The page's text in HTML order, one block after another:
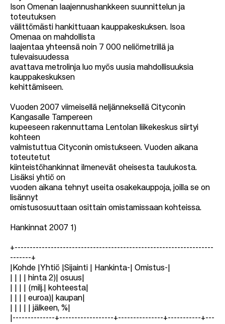
Ison Omenan laajennushankkeen suunnittelun ja
toteutuksen
välittömästi hankittuaan kauppakeskuksen. Isoa
Omenaa on mahdollista
laajentaa yhteensä noin 7 000 neliömetrillä ja
tulevaisuudessa
avattava metrolinja luo myös uusia mahdollisuuksia
kauppakeskuksen
kehittämiseen.
Vuoden 2007 viimeisellä neljänneksellä Cityconin
Kangasalle Tampereen
kupeeseen rakennuttama Lentolan liikekeskus siirtyi
kohteen
valmistuttua Cityconin omistukseen. Vuoden aikana
toteutetut
kiinteistöhankinnat ilmenevät oheisesta taulukosta.
Lisäksi yhtiö on
vuoden aikana tehnyt useita osakekauppoja, joilla se on
lisännyt
omistusosuuttaan osittain omistamissaan kohteissa.
Hankinnat 2007 1)
+------------------------------------------------------------------
-------+
|Kohde |Yhtiö |Sijainti | Hankinta-| Omistus-|
| | | | hinta 2)| osuus|
| | | | (milj.| kohteesta|
| | | | euroa)| kaupan|
| | | | | jälkeen, %|
|--------------+------------------+---------------+-----------+---